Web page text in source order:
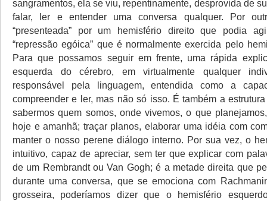
sangramentos, ela se viu, repentinamente, desprovida de
falar, ler e entender uma conversa qualquer. Por
“presenteada” por um hemisfério direito que podia
“repressão egóica” que é normalmente exercida pelo
Para que possamos seguir em frente, uma rápida
esquerda do cérebro, em virtualmente qualquer
responsável pela linguagem, entendida como a
compreender e ler, mas não só isso. É também a
sabermos quem somos, onde vivemos, o que
hoje e amanhã; traçar planos, elaborar uma idéia com
manter o nosso perene diálogo interno. Por sua vez, o
intuitivo, capaz de apreciar, sem ter que explicar com
de um Rembrandt ou Van Gogh; é a metade direita que
durante uma conversa, que se emociona com
grosseira, poderíamos dizer que o hemisfério